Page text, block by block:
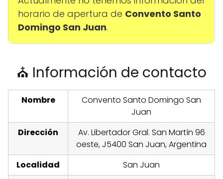
horario de apertura de Convento Santo
Domingo San Juan.
⛪ Información de contacto
Nombre
Convento Santo Domingo San
Juan
Dirección
Av. Libertador Gral. San Martín 96
oeste, J5400 San Juan, Argentina
Localidad
San Juan